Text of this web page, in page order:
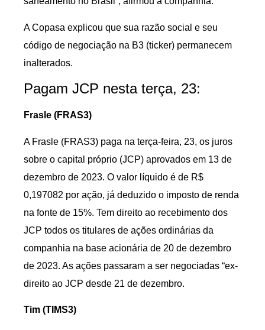
A Copasa explicou que sua razão social e seu
código de negociação na B3 (ticker) permanecem
inalterados.
Pagam JCP nesta terça, 23:
Frasle (FRAS3)
A Frasle (FRAS3) paga na terça-feira, 23, os juros
sobre o capital próprio (JCP) aprovados em 13 de
dezembro de 2023. O valor líquido é de R$
0,197082 por ação, já deduzido o imposto de renda
na fonte de 15%. Tem direito ao recebimento dos
JCP todos os titulares de ações ordinárias da
companhia na base acionária de 20 de dezembro
de 2023. As ações passaram a ser negociadas “ex-
direito ao JCP desde 21 de dezembro.
Tim (TIMS3)